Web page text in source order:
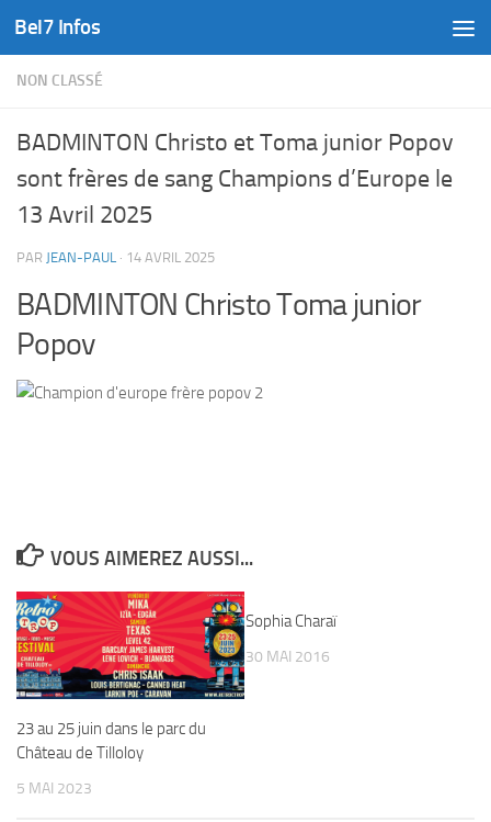
Skip to content
Bel7 Infos
NON CLASSÉ
BADMINTON Christo et Toma junior Popov
sont frères de sang Champions d’Europe le
13 Avril 2025
PAR JEAN-PAUL · 14 AVRIL 2025
BADMINTON Christo Toma junior
Popov
VOUS AIMEREZ AUSSI...
23 au 25 juin dans le parc du
Château de Tilloloy
5 MAI 2023
Sophia Charaï
30 MAI 2016